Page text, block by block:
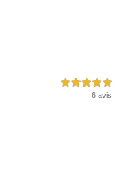
5,0 étoiles sur 5
6 avis